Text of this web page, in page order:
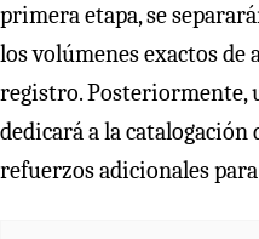
primera etapa, se
los volúmenes exactos
registro. Posteriormente,
dedicará a la
refuerzos adicionales